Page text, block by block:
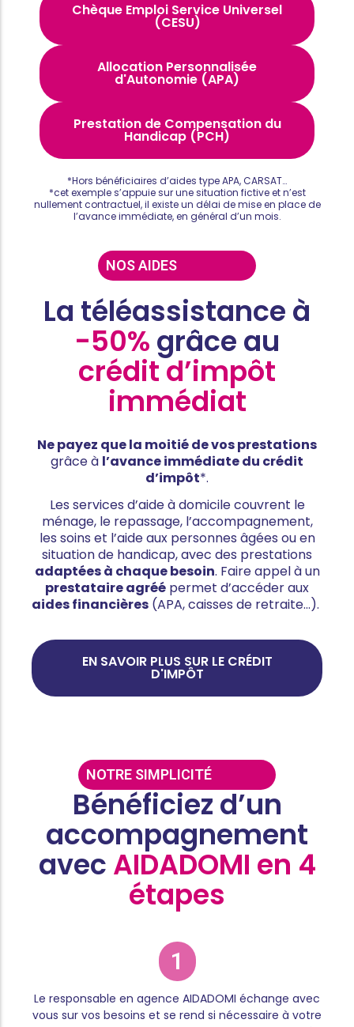
Chèque Emploi Service Universel
(CESU)
Allocation Personnalisée
d'Autonomie (APA)
Prestation de Compensation du
Handicap (PCH)
*Hors bénéficiaires d’aides type APA, CARSAT…
*cet exemple s’appuie sur une situation fictive et n’est
nullement contractuel, il existe un délai de mise en place de
l’avance immédiate, en général d’un mois.
NOS AIDES
La téléassistance à
-50% grâce au
crédit d’impôt
immédiat
Ne payez que la moitié de vos prestations
grâce à l’avance immédiate du crédit
d’impôt*.
Les services d’aide à domicile couvrent le
ménage, le repassage, l’accompagnement,
les soins et l’aide aux personnes âgées ou en
situation de handicap, avec des prestations
adaptées à chaque besoin. Faire appel à un
prestataire agréé permet d’accéder aux
aides financières (APA, caisses de retraite…).
EN SAVOIR PLUS SUR LE CRÉDIT
D'IMPÔT
NOTRE SIMPLICITÉ
Bénéficiez d’un
accompagnement
avec AIDADOMI en 4
étapes
1
Le responsable en agence AIDADOMI échange avec
vous sur vos besoins et se rend si nécessaire à votre